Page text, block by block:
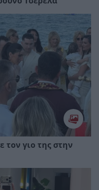
τον γιο της στην